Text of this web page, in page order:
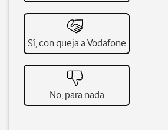
Sí, con queja a Vodafone
No, para nada